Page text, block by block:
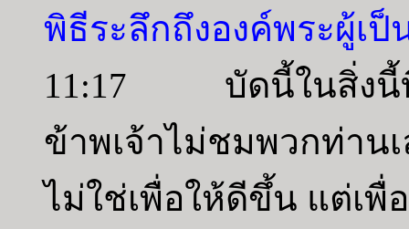
พิธีระลึกถึงองค์พระผู้เป็
11:17 บัดนี้ในสิ่งนี้ที่
ข้าพเจ้าไม่ชมพวกท่า
ไม่ใช่เพื่อให้ดีขึ้น แต่เพื่